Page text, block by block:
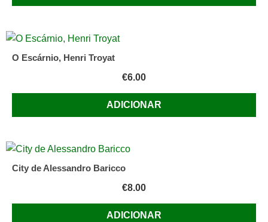
O Escárnio, Henri Troyat
€6.00
ADICIONAR
City de Alessandro Baricco
€8.00
ADICIONAR